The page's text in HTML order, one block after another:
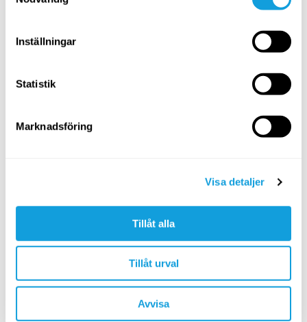
Inställningar
Statistik
Marknadsföring
Visa detaljer
Tillåt alla
Tillåt urval
Avvisa
30 min
Somatic Flow
möjlighet att mjukna varsamt.